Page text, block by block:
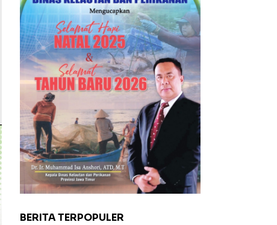
BERITA TERPOPULER